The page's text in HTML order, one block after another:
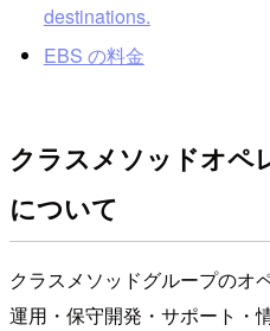
destinations.
EBS の料金
クラスメソッドオペ
について
クラスメソッドグループのオ
運用・保守開発・サポート・